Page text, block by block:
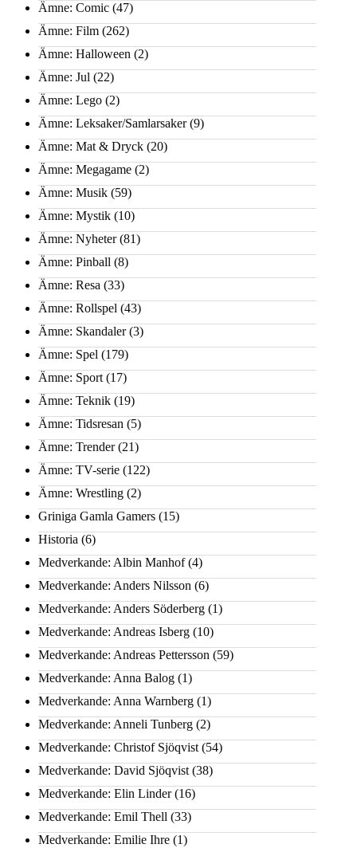
Ämne: Comic (47)
Ämne: Film (262)
Ämne: Halloween (2)
Ämne: Jul (22)
Ämne: Lego (2)
Ämne: Leksaker/Samlarsaker(9)
Ämne: Mat & Dryck (20)
Ämne: Megagame (2)
Ämne: Musik (59)
Ämne: Mystik (10)
Ämne: Nyheter(81)
Ämne: Pinball (8)
Ämne: Resa (33)
Ämne: Rollspel (43)
Ämne: Skandaler(3)
Ämne: Spel (179)
Ämne: Sport (17)
Ämne: Teknik (19)
Ämne: Tidsresan (5)
Ämne: Trender(21)
Ämne: TV-serie (122)
Ämne: Wrestling (2)
Griniga Gamla Gamers (15)
Historia (6)
Medverkande: Albin Manhof(4)
Medverkande: Anders Nilsson (6)
Medverkande: Anders Söderberg (1)
Medverkande: Andreas Isberg (10)
Medverkande: Andreas Pettersson (59)
Medverkande: Anna Balog (1)
Medverkande: Anna Warnberg (1)
Medverkande: Anneli Tunberg (2)
Medverkande: Christof Sjöqvist (54)
Medverkande: David Sjöqvist (38)
Medverkande: Elin Linder(16)
Medverkande: Emil Thell (33)
Medverkande: Emilie Ihre (1)